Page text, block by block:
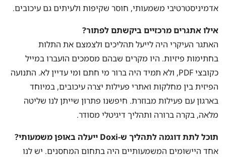
אדמיניסטרטיבי משמעותי, חוסר שקיפות ולעיתים גם עיכובים.
אילו אתגרים מרכזיים ביקשתם לפתור?
האתגר העיקרי היה לייעל תהליכים ולצמצם את התלות
בחתימות פיזיות. היו מקרים שבהם מסמכים הועברו במייל
כקובצי PDF, ולא תמיד היה ברור מי חתם ומי עדיין לא. התנועה
הפיזית בין מחלקות ואתרי פעילות יצרה עיכובים, במיוחד
בארגון עם פעילות מבוזרת. חיפשנו פתרון שייתן לנו שליטה
מלאה, בקרה ברורה ותהליך דיגיטלי מסודר.
תוכל לתת דוגמה לתהליך ש-Doxi ייעלה באופן משמעותי?
אחד היישומים המשמעותיים היה בתחום המחסנים. יש לנו